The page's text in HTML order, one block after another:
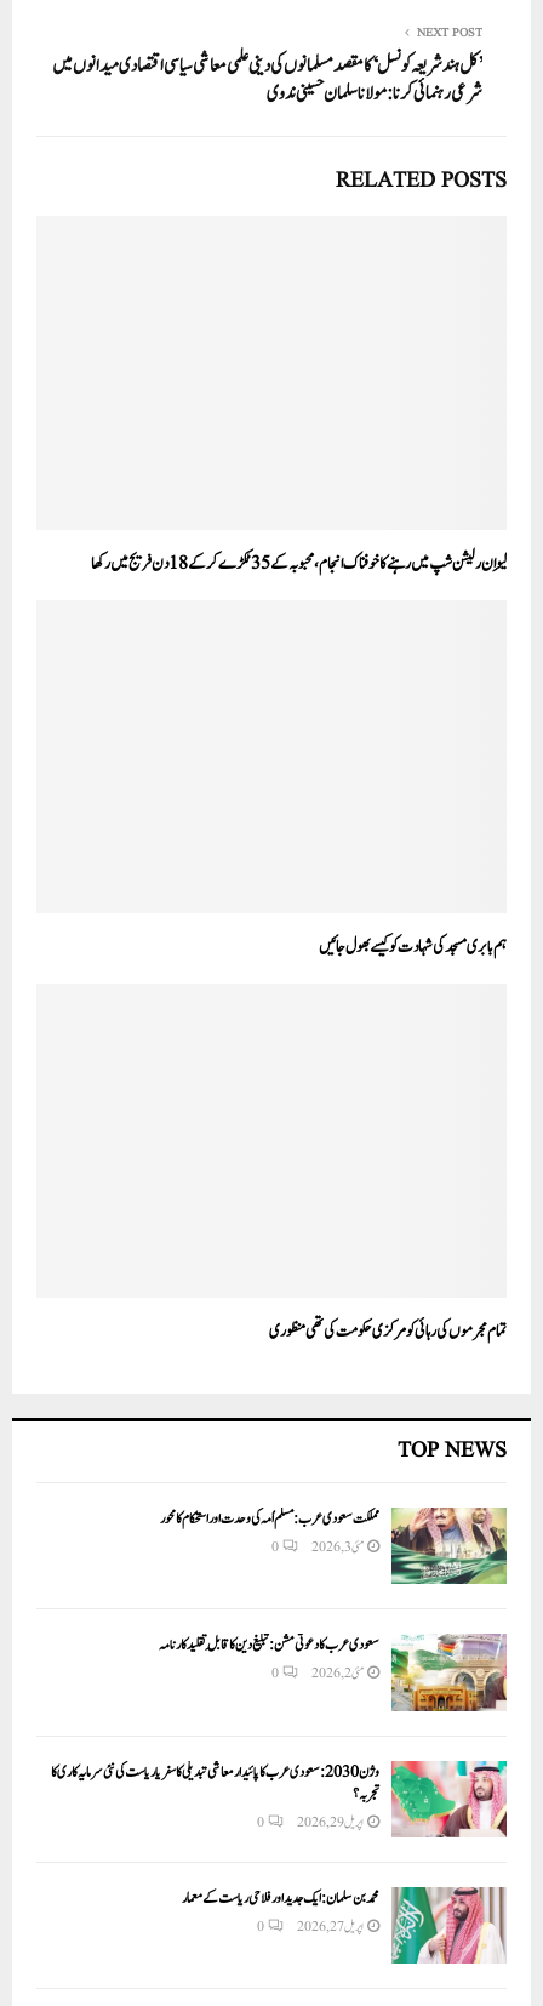
NEXT POST
’کل ہند شریعہ کونسل‘ کامقصد مسلمانوں کی دینی علمی معاشی سیاسی اقتصادی میدانوں میں
شرعی رہنمائی کرنا:مولانا سلمان حسینی ندوی
RELATED POSTS
لیو اِن رلیشن شپ میں رہنے کا خوفناک انجام ،محبوبہ کے35 ٹکڑے کرکے 18دن فریج میں رکھا
ہم بابری مسجد کی شہادت کو کیسے بھول جائیں
تمام مجرموں کی رہائی کو مرکزی حکومت کی تھی منظوری
TOP NEWS
مملکت سعودی عرب: مسلم اُمہ کی وحدت اور استحکام کا محور
مئی 3, 2026 0
سعودی عرب کا دعوتی مشن: تبلیغ دین کا قابلِ تقلید کارنامہ
مئی 2, 2026 0
وژن 2030:سعودی عرب کا پائیدار معاشی تبدیلی کا سفر یا ریاست کی نئی سرمایہ کاری کا
تجربہ؟
اپریل 29, 2026 0
محمد بن سلمان: ایک جدید اور فلاحی ریاست کے معمار
اپریل 27, 2026 0